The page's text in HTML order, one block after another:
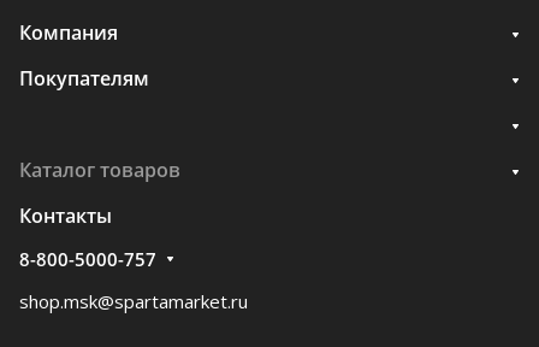
Компания
Покупателям
Каталог товаров
Контакты
8-800-5000-757
shop.msk@spartamarket.ru